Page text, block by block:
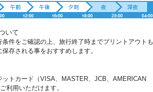
いて
件をご確認の上、旅行終了時までプリントアウトも
存される事をおすすめします。
トカード（VISA、MASTER、JCB、AMERICAN
利用いただけます。